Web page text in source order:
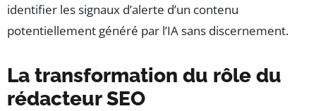
identifier les signaux d’alerte d’un contenu
potentiellement généré par l’IA sans discernement.
La transformation du rôle du
rédacteur SEO